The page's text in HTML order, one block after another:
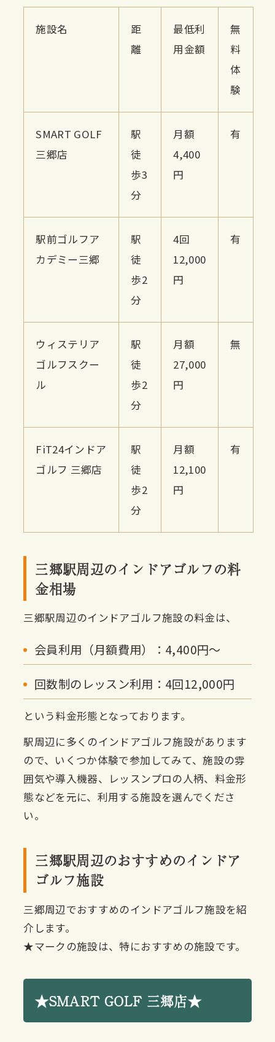
施設名
距
離
最低利
用金額
無
料
体
験
SMART GOLF
三郷店
駅
徒
歩3
分
月額
4,400
円
有
駅前ゴルフア
カデミー三郷
駅
徒
歩2
分
4回
12,000
円
有
ウィステリア
ゴルフスクー
ル
駅
徒
歩2
分
月額
27,000
円
無
FiT24インドア
ゴルフ 三郷店
駅
徒
歩2
分
月額
12,100
円
有
三郷駅周辺のインドアゴルフの料
金相場
三郷駅周辺のインドアゴルフ施設の料金は、
会員利用（月額費用）：4,400円〜
回数制のレッスン利用：4回12,000円
という料金形態となっております。
駅周辺に多くのインドアゴルフ施設があります
ので、いくつか体験で参加してみて、施設の雰
囲気や導入機器、レッスンプロの人柄、料金形
態などを元に、利用する施設を選んでくださ
い。
三郷駅周辺のおすすめのインドア
ゴルフ施設
三郷周辺でおすすめのインドアゴルフ施設を紹
介します。
★マークの施設は、特におすすめの施設です。
★SMART GOLF 三郷店★